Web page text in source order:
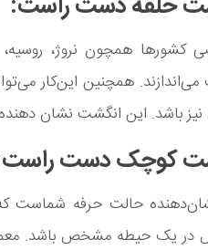
کشورها همچون نروژ، روسیه،
همچنین این‌کار
باشد. این انگشت نشان دهنده
کوچک دست
حالت حرفه شماست
یک حیطه مشخص باشد.